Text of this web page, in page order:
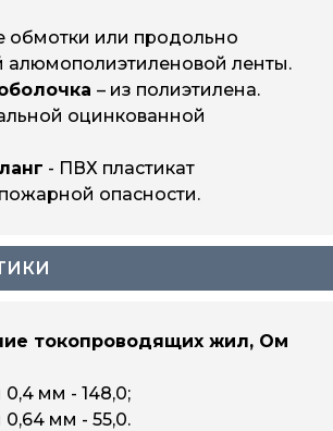
обмотки или продольно
ленты.
– из полиэтилена.
оцинкованной
- ПВХ пластикат
опасности.
токопроводящих жил, Ом
мм - 148,0;
мм - 55,0.